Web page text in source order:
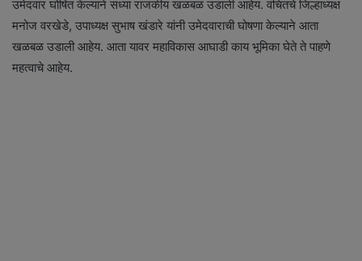
उमेदवार घोषित केल्याने सध्या राजकीय खळबळ उडाली आहेय. वंचितचे जिल्हाध्यक्ष
मनोज वरखेडे, उपाध्यक्ष सुभाष खंडारे यांनी उमेदवाराची घोषणा केल्याने आता
खळबळ उडाली आहेय. आता यावर महाविकास आघाडी काय भूमिका घेते ते पाहणे
महत्वाचे आहेय.